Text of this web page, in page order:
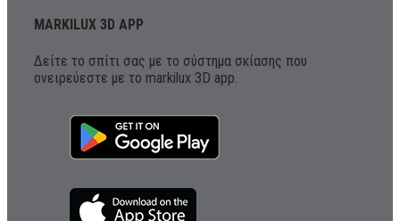
MARKILUX 3D APP
Δείτε το σπίτι σας με το σύστημα σκίασης που
ονειρεύεστε με το markilux 3D app.